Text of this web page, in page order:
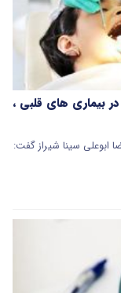
بیماری های قلبی ،
ابوعلی سینا شیراز گفت: